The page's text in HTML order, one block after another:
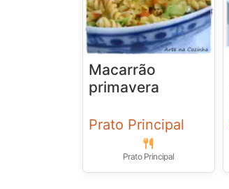
Macarrão
primavera
Prato Principal
Prato Principal